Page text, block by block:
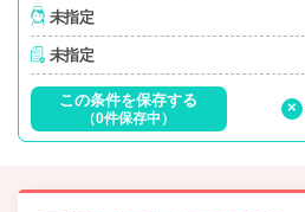
未指定
未指定
この条件を保存する
（0件保存中）
×